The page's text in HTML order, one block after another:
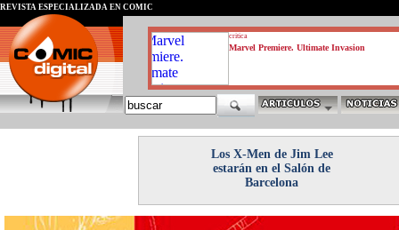
critica
Marvel Premiere. Ultimate Invasion
REVISTA ESPECIALIZADA EN CÓMIC
Los X-Men de Jim Lee
estarán en el Salón de
Barcelona